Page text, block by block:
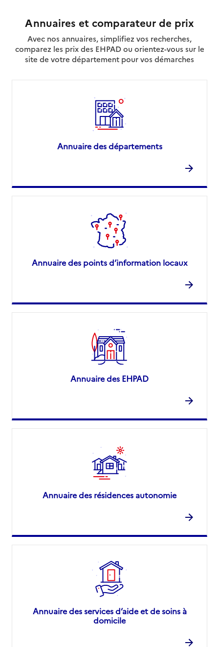
Annuaires et comparateur de prix
Avec nos annuaires, simplifiez vos recherches,
comparez les prix des EHPAD ou orientez-vous sur le
site de votre département pour vos démarches
Annuaire des départements
Annuaire des points d’information locaux
Annuaire des EHPAD
Annuaire des résidences autonomie
Annuaire des services d’aide et de soins à
domicile